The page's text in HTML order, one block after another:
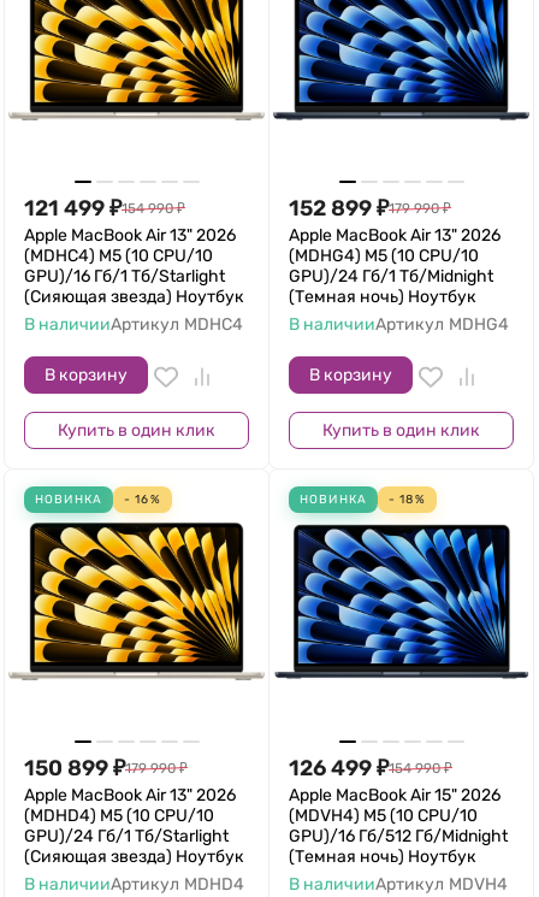
121 499₽154 990 ₽
Apple MacBook Air 13" 2026
(MDHC4) M5 (10 CPU/10
GPU)/16 Гб/1 Тб/Starlight
(Сияющая звезда) Ноутбук
В наличииАртикул MDHC4
В корзину
Купить в один клик
152 899₽179 990 ₽
Apple MacBook Air 13" 2026
(MDHG4) M5 (10 CPU/10
GPU)/24 Гб/1 Тб/Midnight
(Темная ночь) Ноутбук
В наличииАртикул MDHG4
В корзину
Купить в один клик
НОВИНКА - 16%
150 899₽179 990 ₽
Apple MacBook Air 13" 2026
(MDHD4) M5 (10 CPU/10
GPU)/24 Гб/1 Тб/Starlight
(Сияющая звезда) Ноутбук
В наличииАртикул MDHD4
НОВИНКА - 18%
126 499₽154 990 ₽
Apple MacBook Air 15" 2026
(MDVH4) M5 (10 CPU/10
GPU)/16 Гб/512 Гб/Midnight
(Темная ночь) Ноутбук
В наличииАртикул MDVH4